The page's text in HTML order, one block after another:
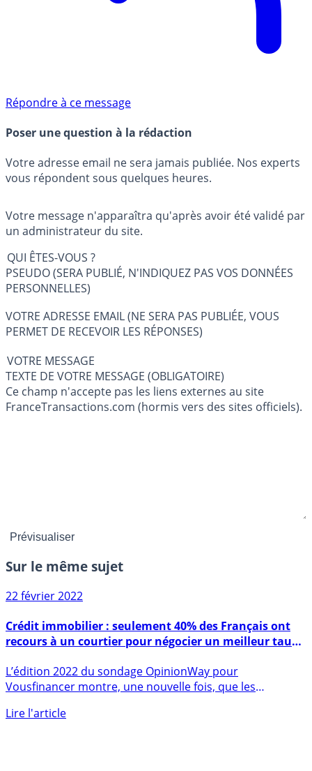
Répondre à ce message
Poser une question à la rédaction
Votre adresse email ne sera jamais publiée. Nos experts
vous répondent sous quelques heures.
Votre message n'apparaîtra qu'après avoir été validé par
un administrateur du site.
QUI ÊTES-VOUS ?
PSEUDO (SERA PUBLIÉ, N'INDIQUEZ PAS VOS DONNÉES
PERSONNELLES)
VOTRE ADRESSE EMAIL (NE SERA PAS PUBLIÉE, VOUS
PERMET DE RECEVOIR LES RÉPONSES)
VOTRE MESSAGE
TEXTE DE VOTRE MESSAGE (OBLIGATOIRE)
Ce champ n'accepte pas les liens externes au site
FranceTransactions.com (hormis vers des sites officiels).
Sur le même sujet
22 février 2022
recours à un courtier pour négocier un meilleur taux,
des économies pourtant importantes à la clé
Vousfinancer montre, une nouvelle fois, que les